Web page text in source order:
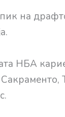
на
НБА